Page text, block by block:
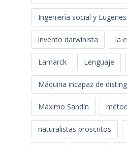
Ingeniería social y
invento darwinista la
Lamarck Lenguaje
Máquina incapaz de
Máximo Sandín
naturalistas proscritos